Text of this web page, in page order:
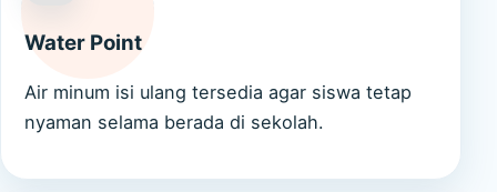
Water Point
Air minum isi ulang tersedia agar siswa tetap
nyaman selama berada di sekolah.